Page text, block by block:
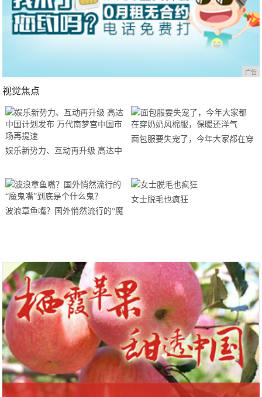
广告
视觉焦点
娱乐新势力、互动再升级 高达中
再提速
面包服要失宠了，今年大家都在穿
波浪章鱼嘴？国外悄然流行的“魔
女士脱毛也疯狂